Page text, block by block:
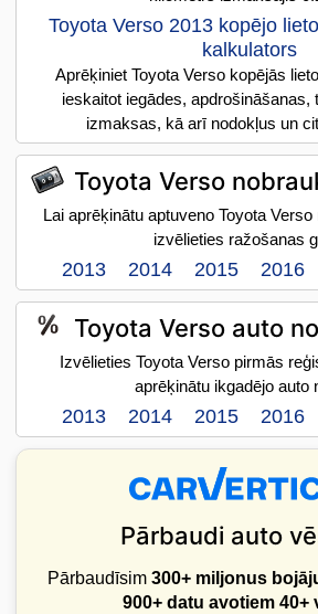
Toyota Verso 2013 kopējo
kalkulators
Aprēķiniet Toyota Verso kopējās
ieskaitot iegādes, apdrošināšanas,
izmaksas, kā arī nodokļus un
Toyota Verso
Lai aprēķinātu aptuveno Toyota
izvēlieties ražošanas
2013 2014 2015 2016
Toyota Verso auto
Izvēlieties Toyota Verso pirmās
aprēķinātu ikgadējo auto
2013 2014 2015 2016
Pārbaudi auto
Pārbaudīsim300+ miljonus
900+ datu avotiem 40+